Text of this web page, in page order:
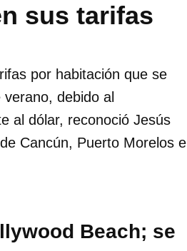
sus tarifas
por habitación que se
debido al
al dólar, reconoció Jesús
Cancún, Puerto Morelos e
Beach; se